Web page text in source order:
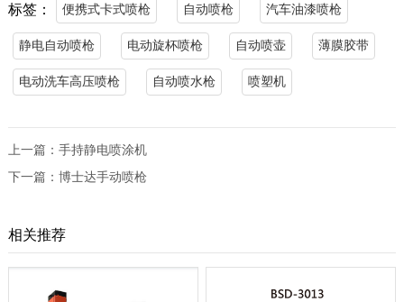
标签： 便携式卡式喷枪 自动喷枪 汽车油漆喷枪
静电自动喷枪 电动旋杯喷枪 自动喷壶 薄膜胶带
电动洗车高压喷枪 自动喷水枪 喷塑机
上一篇： 手持静电喷涂机
下一篇： 博士达手动喷枪
相关推荐